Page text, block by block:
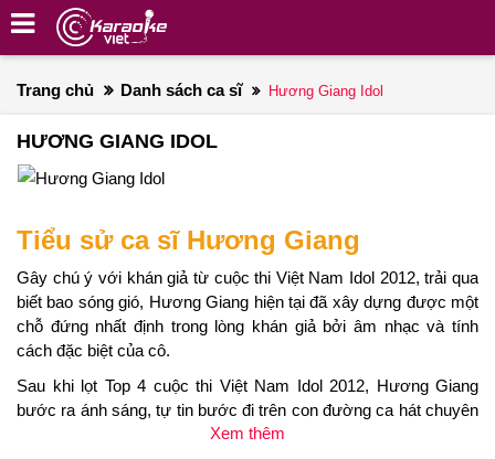
Trang chủ Danh sách ca sĩ Hương Giang Idol
HƯƠNG GIANG IDOL
Tiểu sử ca sĩ Hương Giang
Gây chú ý với khán giả từ cuộc thi Việt Nam Idol 2012, trải qua
biết bao sóng gió, Hương Giang hiện tại đã xây dựng được một
chỗ đứng nhất định trong lòng khán giả bởi âm nhạc và tính
cách đặc biệt của cô.
Sau khi lọt Top 4 cuộc thi Việt Nam Idol 2012, Hương Giang
bước ra ánh sáng, tự tin bước đi trên con đường ca hát chuyên
nghiệp khi phát hành album đầu tay với chủ đề “Thủy Ngân”.
Xem thêm